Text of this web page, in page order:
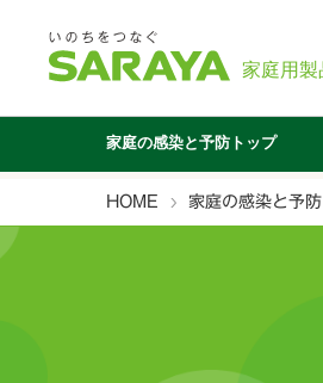
家庭の感染と予防トップ
HOME 家庭の感染と予